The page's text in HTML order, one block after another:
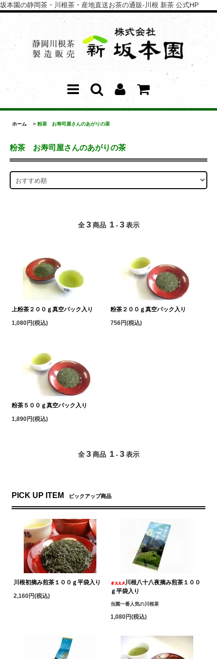
坂本園の静岡茶・川根茶・産地直送お茶の通販-川根 新茶 公式HP
ホーム > 粉茶 お寿司屋さんのあがりの茶
粉茶 お寿司屋さんのあがりの茶
全 3 商品 1 - 3 表示
上粉茶２００ｇ真空パック入り
1,080円(税込)
粉茶２００ｇ真空パック入り
756円(税込)
粉茶５００ｇ真空パック入り
1,890円(税込)
全 3 商品 1 - 3 表示
PICK UP ITEM ピックアップ商品
川根初摘み煎茶１００ｇ平袋入り
2,160円(税込)
川根八十八夜摘み煎茶１００
ｇ平袋入り
当園一番人気の川根茶
1,080円(税込)